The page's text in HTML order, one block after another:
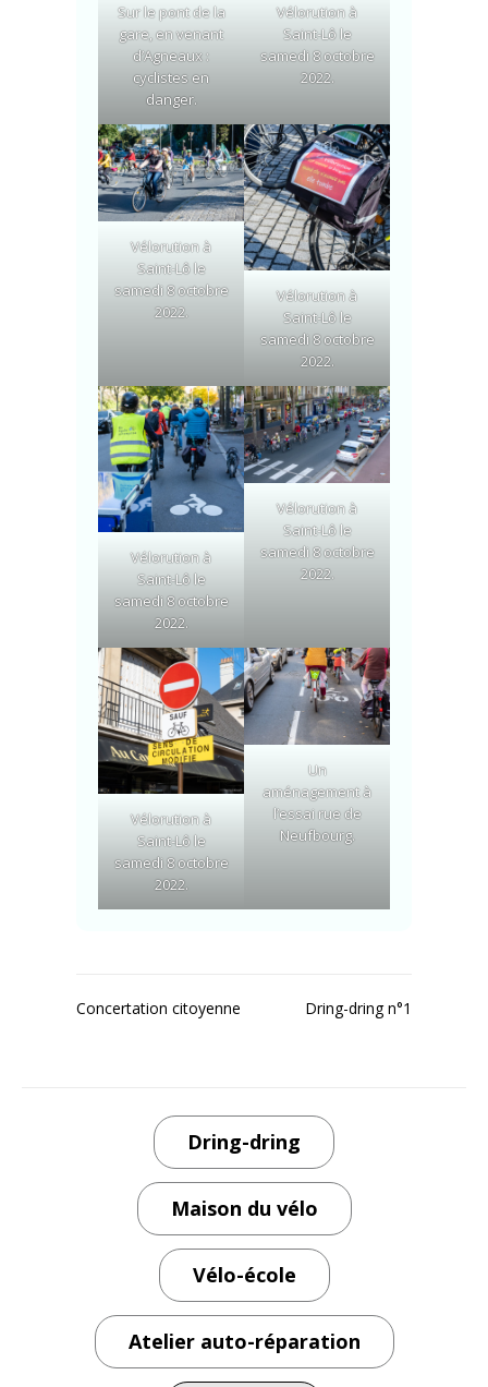
Sur le pont de la
gare, en venant
d’Agneaux :
cyclistes en
danger.
Vélorution à
Saint-Lô le
samedi 8 octobre
2022.
Vélorution à
Saint-Lô le
samedi 8 octobre
2022.
Vélorution à
Saint-Lô le
samedi 8 octobre
2022.
Vélorution à
Saint-Lô le
samedi 8 octobre
2022.
Vélorution à
Saint-Lô le
samedi 8 octobre
2022.
Vélorution à
Saint-Lô le
samedi 8 octobre
2022.
Un
aménagement à
l’essai rue de
Neufbourg.
Navigation
Concertation citoyenne Dring-dring n°1
Dring-dring
Maison du vélo
Vélo-école
Atelier auto-réparation